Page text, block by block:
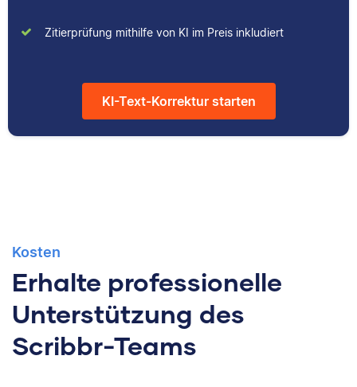
Zitierprüfung mithilfe von KI im Preis inkludiert
KI-Text-Korrektur starten
Kosten
Erhalte professionelle
Unterstützung des
Scribbr-Teams